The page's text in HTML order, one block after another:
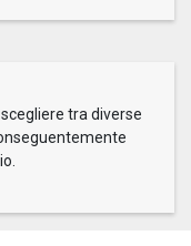
tra diverse